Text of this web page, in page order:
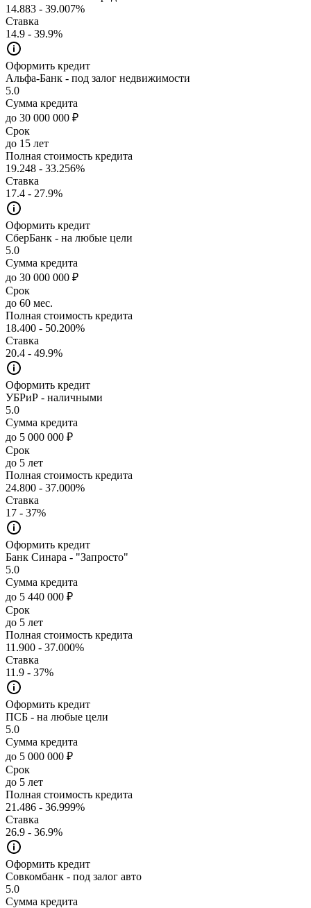
14.883 - 39.007%
Ставка
14.9 - 39.9%
Оформить кредит
Альфа-Банк - под залог недвижимости
5.0
Сумма кредита
до 30 000 000 ₽
Срок
до 15 лет
Полная стоимость кредита
19.248 - 33.256%
Ставка
17.4 - 27.9%
Оформить кредит
СберБанк - на любые цели
5.0
Сумма кредита
до 30 000 000 ₽
Срок
до 60 мес.
Полная стоимость кредита
18.400 - 50.200%
Ставка
20.4 - 49.9%
Оформить кредит
УБРиР - наличными
5.0
Сумма кредита
до 5 000 000 ₽
Срок
до 5 лет
Полная стоимость кредита
24.800 - 37.000%
Ставка
17 - 37%
Оформить кредит
Банк Синара - "Запросто"
5.0
Сумма кредита
до 5 440 000 ₽
Срок
до 5 лет
Полная стоимость кредита
11.900 - 37.000%
Ставка
11.9 - 37%
Оформить кредит
ПСБ - на любые цели
5.0
Сумма кредита
до 5 000 000 ₽
Срок
до 5 лет
Полная стоимость кредита
21.486 - 36.999%
Ставка
26.9 - 36.9%
Оформить кредит
Совкомбанк - под залог авто
5.0
Сумма кредита